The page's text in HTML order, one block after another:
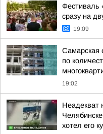
Фестиваль
сразу на
19:09
Самарская
по
19:02
Неадекват
хотел его